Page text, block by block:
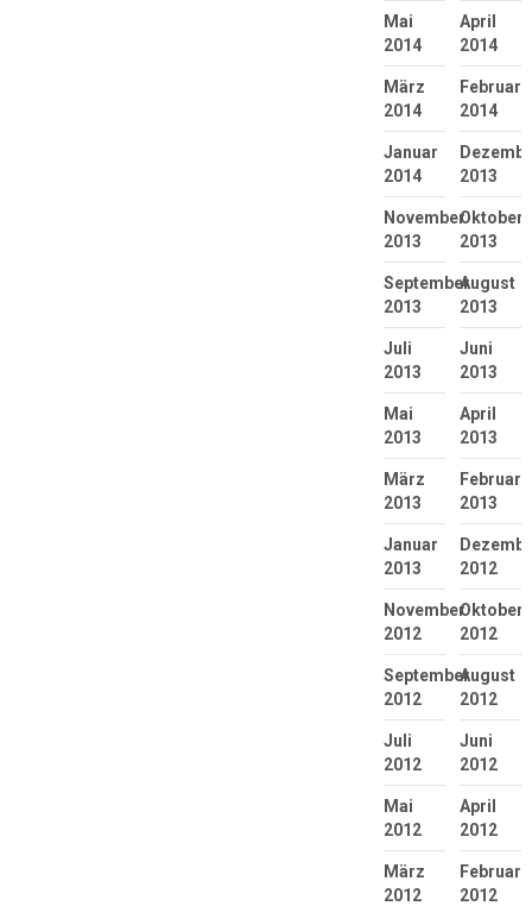
Mai
2014
April
2014
März
2014
Februar
2014
Januar
2014
2013
November
2013
Oktober
2013
September
2013
August
2013
Juli
2013
Juni
2013
Mai
2013
April
2013
März
2013
Februar
2013
Januar
2013
2012
November
2012
Oktober
2012
September
2012
August
2012
Juli
2012
Juni
2012
Mai
2012
April
2012
März
2012
Februar
2012